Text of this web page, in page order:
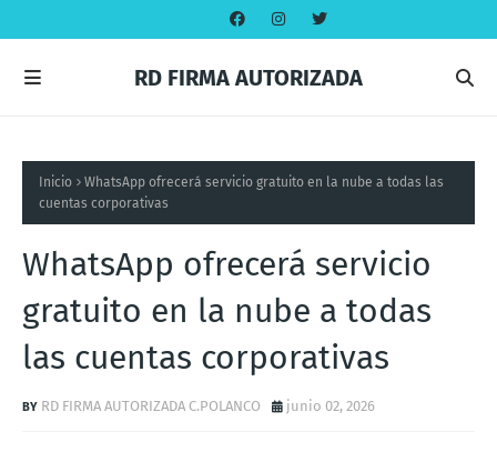
RD FIRMA AUTORIZADA
Inicio
WhatsApp ofrecerá servicio gratuito en la nube a todas las
cuentas corporativas
WhatsApp ofrecerá servicio
gratuito en la nube a todas
las cuentas corporativas
RD FIRMA AUTORIZADA C.POLANCO junio 02, 2026